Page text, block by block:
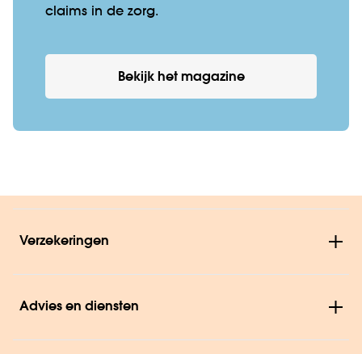
claims in de zorg.
Bekijk het magazine
Verzekeringen
Advies en diensten